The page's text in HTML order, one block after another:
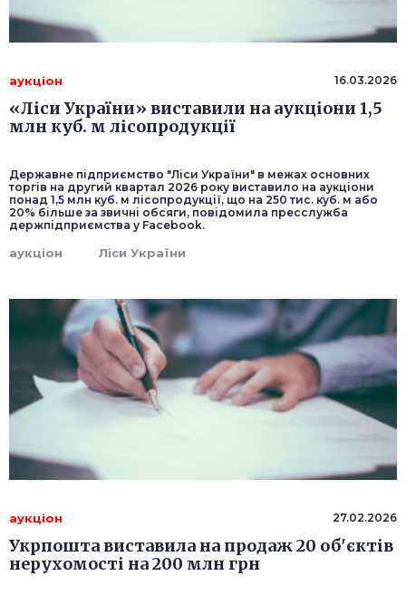
аукціон 16.03.2026
«Ліси України» виставили на аукціони 1,5
млн куб. м лісопродукції
Державне підприємство "Ліси України" в межах основних
торгів на другий квартал 2026 року виставило на аукціони
понад 1,5 млн куб. м лісопродукції, що на 250 тис. куб. м або
20% більше за звичні обсяги, повідомила пресслужба
держпідприємства у Facebook.
аукціон Ліси України
аукціон 27.02.2026
Укрпошта виставила на продаж 20 об'єктів
нерухомості на 200 млн грн